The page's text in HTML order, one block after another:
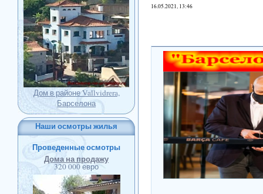
Дом в районе Vallvidrera,
Барселона
Наши осмотры жилья
Проведенные осмотры
Дома на продажу
320 000 евро
16.05.2021, 13:46